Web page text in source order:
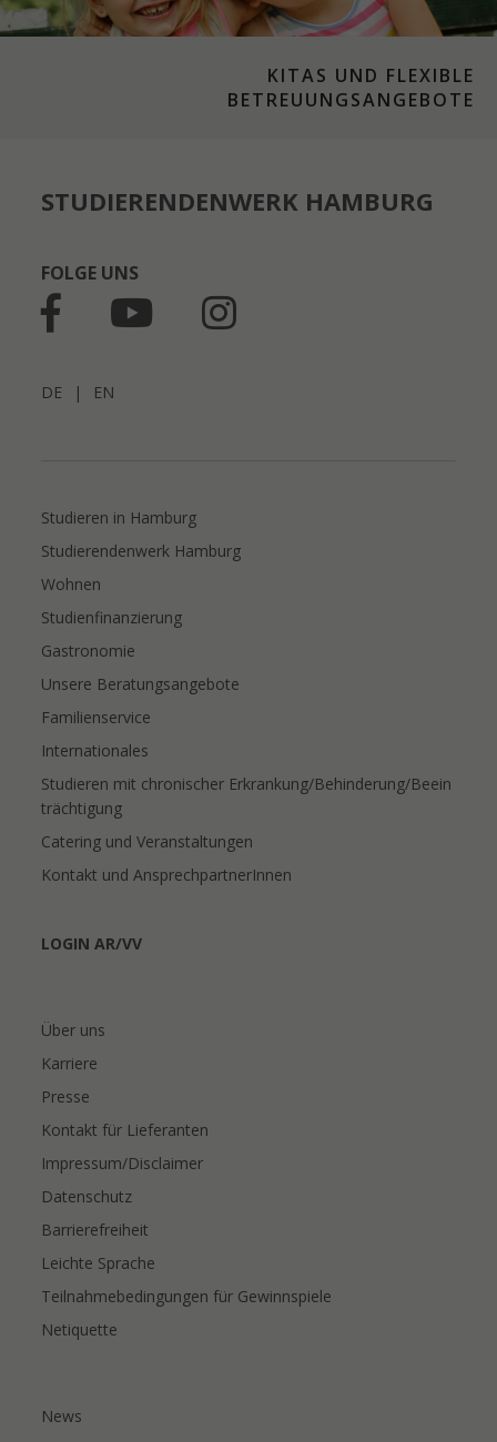
KITAS UND FLEXIBLE
BETREUUNGSANGEBOTE
STUDIERENDENWERK HAMBURG
FOLGE UNS
DE | EN
Studieren in Hamburg
Studierendenwerk Hamburg
Wohnen
Studienfinanzierung
Gastronomie
Unsere Beratungsangebote
Familienservice
Internationales
Studieren mit chronischer Erkrankung/Behinderung/Beein
trächtigung
Catering und Veranstaltungen
Kontakt und AnsprechpartnerInnen
LOGIN AR/VV
Über uns
Karriere
Presse
Kontakt für Lieferanten
Impressum/Disclaimer
Datenschutz
Barrierefreiheit
Leichte Sprache
Teilnahmebedingungen für Gewinnspiele
Netiquette
News